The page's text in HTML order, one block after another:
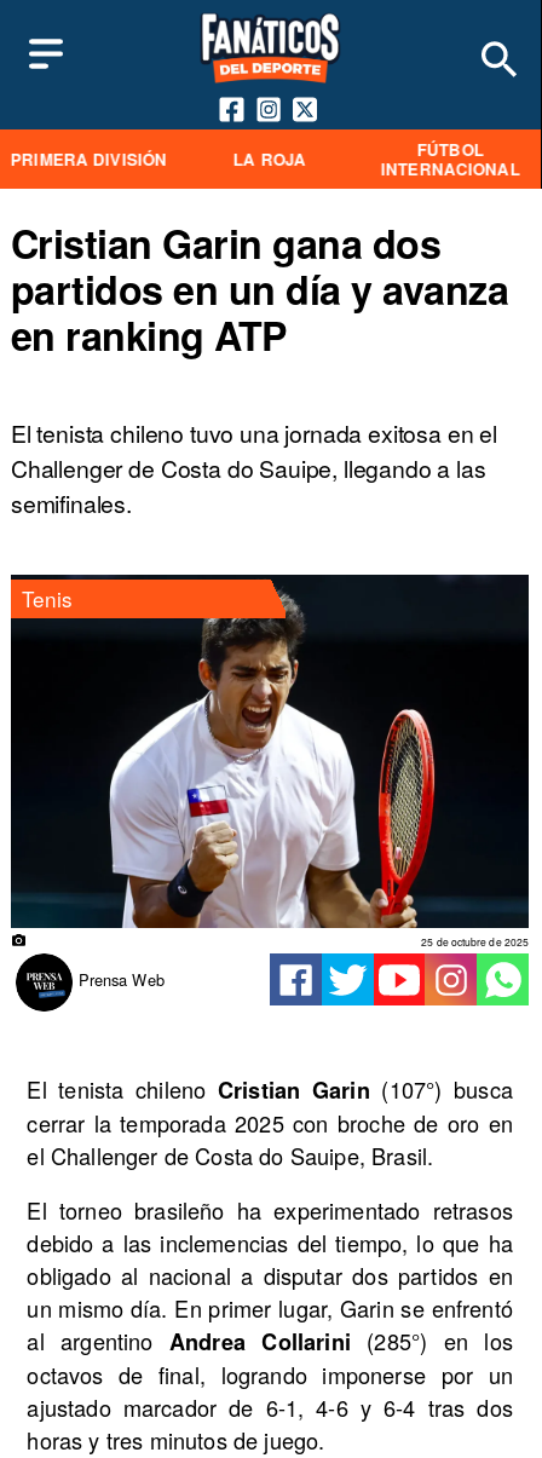
PRIMERA DIVISIÓN LA ROJA
FÚTBOL
INTERNACIONAL
Cristian Garin gana dos
partidos en un día y avanza
en ranking ATP
El tenista chileno tuvo una jornada exitosa en el
Challenger de Costa do Sauipe, llegando a las
semifinales.
Tenis
Prensa Web
25 de octubre de 2025
El tenista chileno Cristian Garin (107°) busca
cerrar la temporada 2025 con broche de oro en
el Challenger de Costa do Sauipe, Brasil.
El torneo brasileño ha experimentado retrasos
debido a las inclemencias del tiempo, lo que ha
obligado al nacional a disputar dos partidos en
un mismo día. En primer lugar, Garin se enfrentó
al argentino Andrea Collarini (285°) en los
octavos de final, logrando imponerse por un
ajustado marcador de 6-1, 4-6 y 6-4 tras dos
horas y tres minutos de juego.